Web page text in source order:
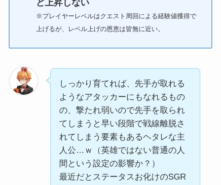
ど上昇しない
※プレイヤーレベルはクエスト周回による経験値獲得で
上げるが、レベル上げの恩恵は皆無に近い。
しっかり育てれば、先手が取れる
ようなアタッカーにもなれるもの
の、撃たれ弱いので先手を取られ
てしまうと早い段階で戦線離脱さ
れてしまう要素もあるヘタレな主
人公…ｗ（英雄ではない普通の人
間という設定の影響か？）
最近だとステータスお化けのSGR